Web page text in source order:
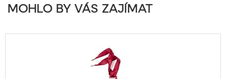
MOHLO BY VÁS ZAJÍMAT